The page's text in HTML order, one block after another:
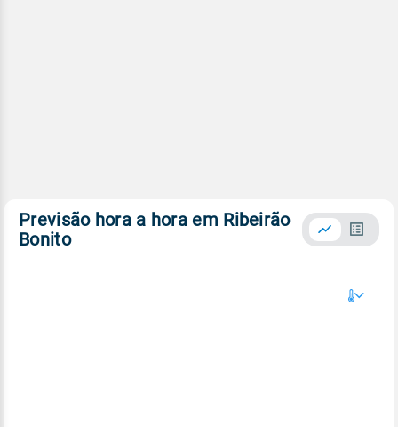
Previsão hora a hora em Ribeirão
Bonito